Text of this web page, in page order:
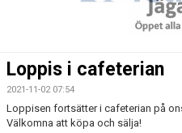
STALLPLATS
TÄVLING
Loppis i cafeterian
2021-11-02 07:54
Loppisen fortsätter i cafeterian på
Välkomna att köpa och sälja!